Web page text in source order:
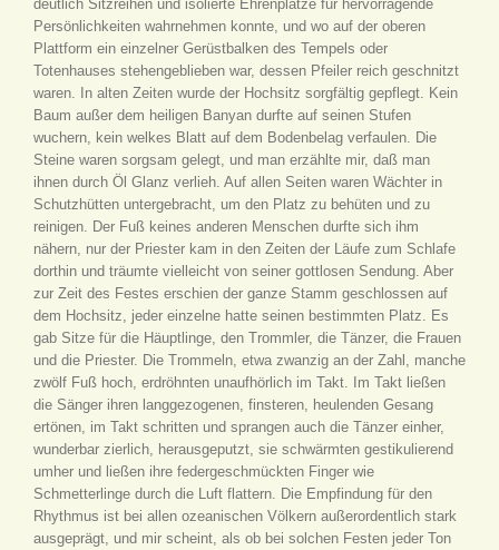
deutlich Sitzreihen und isolierte Ehrenplätze für hervorragende
Persönlichkeiten wahrnehmen konnte, und wo auf der oberen
Plattform ein einzelner Gerüstbalken des Tempels oder
Totenhauses stehengeblieben war, dessen Pfeiler reich geschnitzt
waren. In alten Zeiten wurde der Hochsitz sorgfältig gepflegt. Kein
Baum außer dem heiligen Banyan durfte auf seinen Stufen
wuchern, kein welkes Blatt auf dem Bodenbelag verfaulen. Die
Steine waren sorgsam gelegt, und man erzählte mir, daß man
ihnen durch Öl Glanz verlieh. Auf allen Seiten waren Wächter in
Schutzhütten untergebracht, um den Platz zu behüten und zu
reinigen. Der Fuß keines anderen Menschen durfte sich ihm
nähern, nur der Priester kam in den Zeiten der Läufe zum Schlafe
dorthin und träumte vielleicht von seiner gottlosen Sendung. Aber
zur Zeit des Festes erschien der ganze Stamm geschlossen auf
dem Hochsitz, jeder einzelne hatte seinen bestimmten Platz. Es
gab Sitze für die Häuptlinge, den Trommler, die Tänzer, die Frauen
und die Priester. Die Trommeln, etwa zwanzig an der Zahl, manche
zwölf Fuß hoch, erdröhnten unaufhörlich im Takt. Im Takt ließen
die Sänger ihren langgezogenen, finsteren, heulenden Gesang
ertönen, im Takt schritten und sprangen auch die Tänzer einher,
wunderbar zierlich, herausgeputzt, sie schwärmten gestikulierend
umher und ließen ihre federgeschmückten Finger wie
Schmetterlinge durch die Luft flattern. Die Empfindung für den
Rhythmus ist bei allen ozeanischen Völkern außerordentlich stark
ausgeprägt, und mir scheint, als ob bei solchen Festen jeder Ton